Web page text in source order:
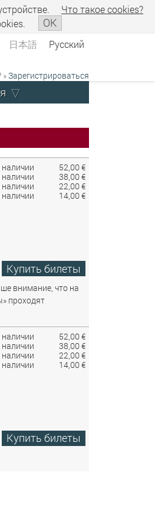
Что такое сookies?
OK
日本語 Русский
»Зарегистрироваться
наличии
52,00 €
наличии
38,00 €
наличии
22,00 €
наличии
14,00 €
Купить билеты
внимание, что на
проходят
наличии
52,00 €
наличии
38,00 €
наличии
22,00 €
наличии
14,00 €
Купить билеты